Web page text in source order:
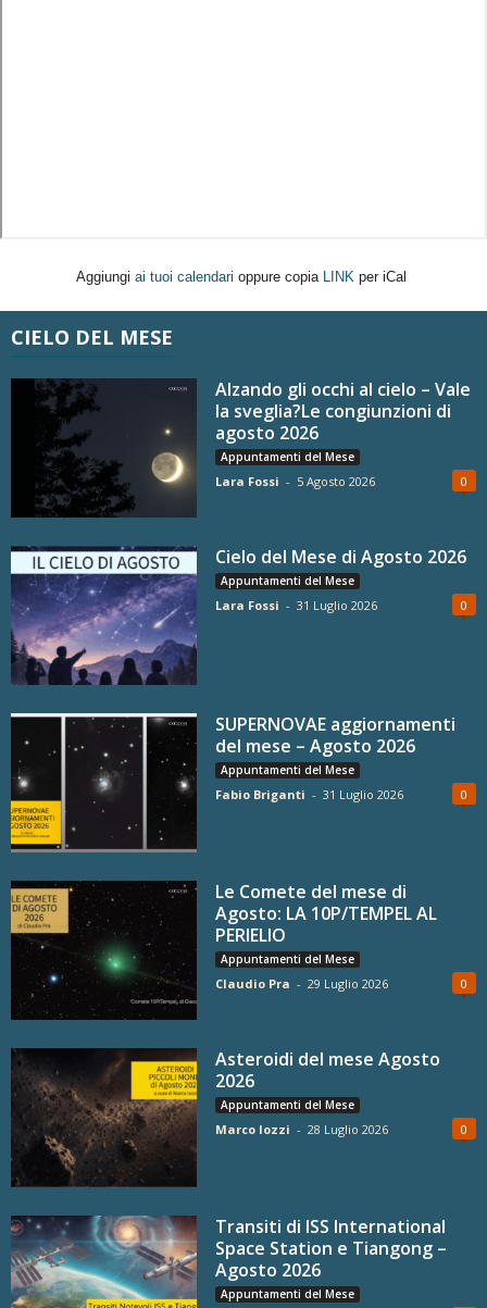
Aggiungi ai tuoi calendari oppure copia LINK per iCal
CIELO DEL MESE
Alzando gli occhi al cielo – Vale
la sveglia?Le congiunzioni di
agosto 2026
Appuntamenti del Mese
Lara Fossi - 5 Agosto 2026 0
Cielo del Mese di Agosto 2026
Appuntamenti del Mese
Lara Fossi - 31 Luglio 2026 0
SUPERNOVAE aggiornamenti
del mese – Agosto 2026
Appuntamenti del Mese
Fabio Briganti - 31 Luglio 2026 0
Le Comete del mese di
Agosto: LA 10P/TEMPEL AL
PERIELIO
Appuntamenti del Mese
Claudio Pra - 29 Luglio 2026 0
Asteroidi del mese Agosto
2026
Appuntamenti del Mese
Marco Iozzi - 28 Luglio 2026 0
Transiti di ISS International
Space Station e Tiangong –
Agosto 2026
Appuntamenti del Mese